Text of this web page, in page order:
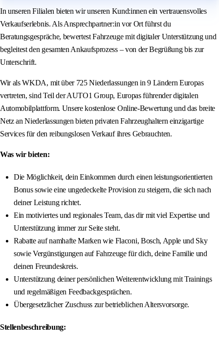
In unseren Filialen bieten wir unseren Kund:innen ein vertrauensvolles
Verkaufserlebnis. Als Ansprechpartner:in vor Ort führst du
Beratungsgespräche, bewertest Fahrzeuge mit digitaler Unterstützung und
begleitest den gesamten Ankaufsprozess – von der Begrüßung bis zur
Unterschrift.
Wir als WKDA, mit über 725 Niederlassungen in 9 Ländern Europas
vertreten, sind Teil der AUTO1 Group, Europas führender digitalen
Automobilplattform. Unsere kostenlose Online-Bewertung und das breite
Netz an Niederlassungen bieten privaten Fahrzeughaltern einzigartige
Services für den reibungslosen Verkauf ihres Gebrauchten.
Was wir bieten:
Die Möglichkeit, dein Einkommen durch einen leistungsorientierten
Bonus sowie eine ungedeckelte Provision zu steigern, die sich nach
deiner Leistung richtet.
Ein motiviertes und regionales Team, das dir mit viel Expertise und
Unterstützung immer zur Seite steht.
Rabatte auf namhafte Marken wie Flaconi, Bosch, Apple und Sky
sowie Vergünstigungen auf Fahrzeuge für dich, deine Familie und
deinen Freundeskreis.
Unterstützung deiner persönlichen Weiterentwicklung mit Trainings
und regelmäßigen Feedbackgesprächen.
Übergesetzlicher Zuschuss zur betrieblichen Altersvorsorge.
Stellenbeschreibung: